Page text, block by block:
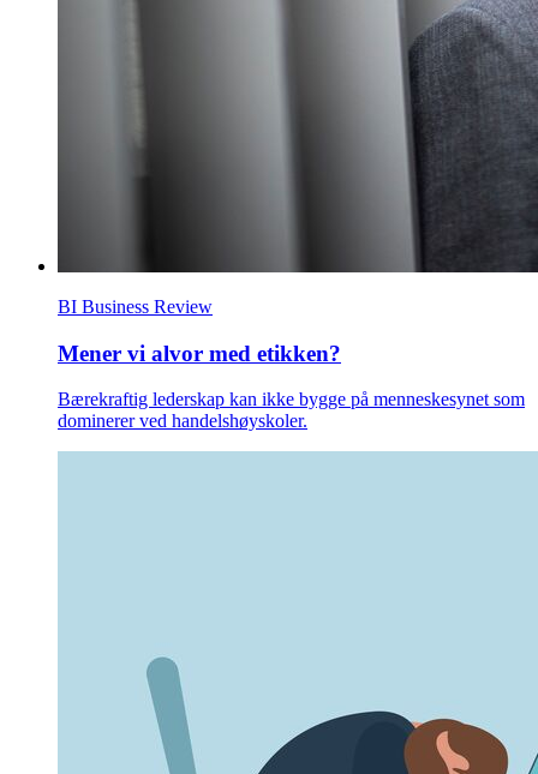
BI Business Review
Mener vi alvor med etikken?
Bærekraftig lederskap kan ikke bygge på menneskesynet som
dominerer ved handelshøyskoler.